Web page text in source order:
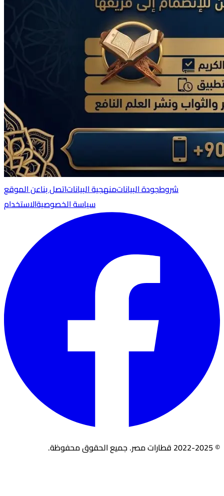
عن الموقعاتصل بنامنهجية البياناتجودة البياناتشروط
الاستخدامسياسة الخصوصية
© 2022-2025 قطارات مصر. جميع الحقوق محفوظة.